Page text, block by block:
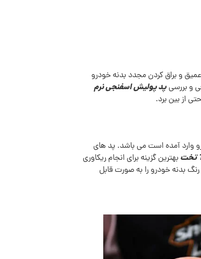
و براق کردن مجدد بدنه خودرو
و بررسیپد پولیش اسفنجی نرم
از بین برد.
وارد آمده است می باشد. پد های
بهترین گزینه برای انجام ریکاوری
بدنه خودرو را به صورت قابل